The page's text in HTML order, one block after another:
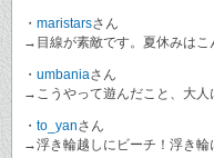
・ maristarsさん
→目線が素敵です。夏休みはこ
・ umbaniaさん
→こうやって遊んだこと、大人
・ to_yanさん
→浮き輪越しにビーチ！浮き輪